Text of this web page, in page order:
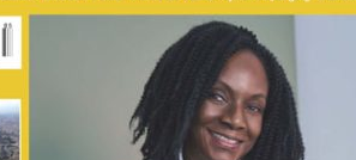
MEDIENGESTALTUNG
IT-DIENSTLEISTUNGEN